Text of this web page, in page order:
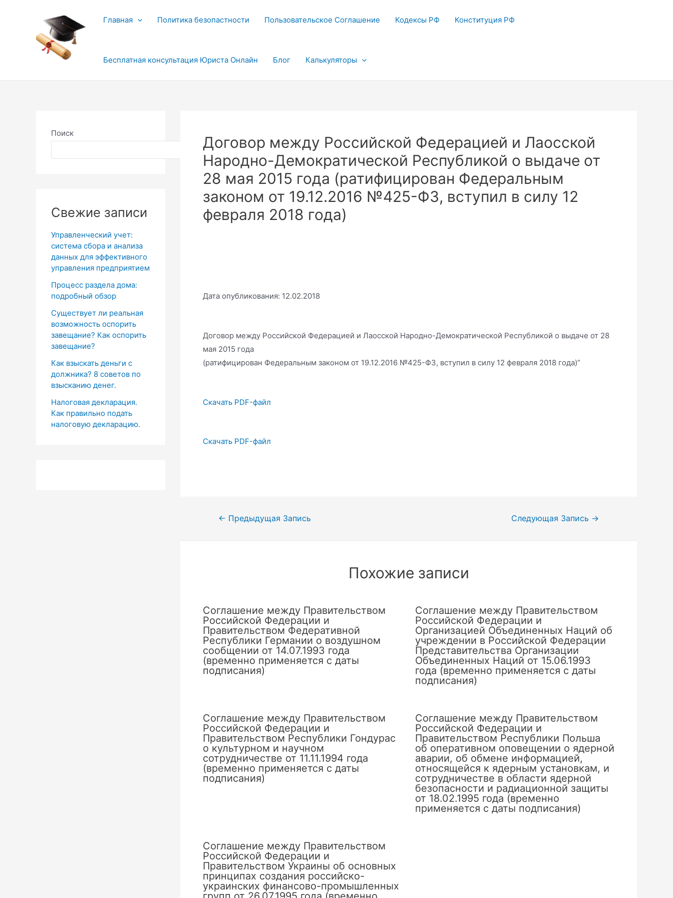
содержимому
Главная Политика безопастности Пользовательское Соглашение Кодексы РФ Конституция РФ
Бесплатная консультация Юриста Онлайн Блог Калькуляторы
Поиск
Поиск
Свежие записи
Управленческий учет:
система сбора и анализа
данных для эффективного
управления предприятием
Процесс раздела дома:
подробный обзор
Существует ли реальная
возможность оспорить
завещание? Как оспорить
завещание?
Как взыскать деньги с
должника? 8 советов по
взысканию денег.
Налоговая декларация.
Как правильно подать
налоговую декларацию.
Договор между Российской Федерацией и Лаосской
Народно-Демократической Республикой о выдаче от
28 мая 2015 года (ратифицирован Федеральным
законом от 19.12.2016 №425-ФЗ, вступил в силу 12
февраля 2018 года)
Дата опубликования: 12.02.2018
Договор между Российской Федерацией и Лаосской Народно-Демократической Республикой о выдаче от 28
мая 2015 года
(ратифицирован Федеральным законом от 19.12.2016 №425-ФЗ, вступил в силу 12 февраля 2018 года)”
Скачать PDF-файл
Скачать PDF-файл
Навигация
← Предыдущая Запись Следующая Запись →
Похожие записи
Соглашение между Правительством
Российской Федерации и
Правительством Федеративной
Республики Германии о воздушном
сообщении от 14.07.1993 года
(временно применяется с даты
подписания)
Соглашение между Правительством
Российской Федерации и
Организацией Объединенных Наций об
учреждении в Российской Федерации
Представительства Организации
Объединенных Наций от 15.06.1993
года (временно применяется с даты
подписания)
Соглашение между Правительством
Российской Федерации и
Правительством Республики Гондурас
о культурном и научном
сотрудничестве от 11.11.1994 года
(временно применяется с даты
подписания)
Соглашение между Правительством
Российской Федерации и
Правительством Республики Польша
об оперативном оповещении о ядерной
аварии, об обмене информацией,
относящейся к ядерным установкам, и
сотрудничестве в области ядерной
безопасности и радиационной защиты
от 18.02.1995 года (временно
применяется с даты подписания)
Соглашение между Правительством
Российской Федерации и
Правительством Украины об основных
принципах создания российско-
украинских финансово-промышленных